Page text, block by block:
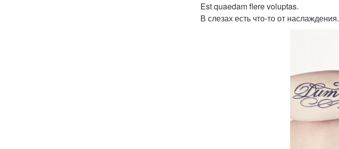
Est quaedam flere voluptas.
В слезах есть что-то от наслаждения.